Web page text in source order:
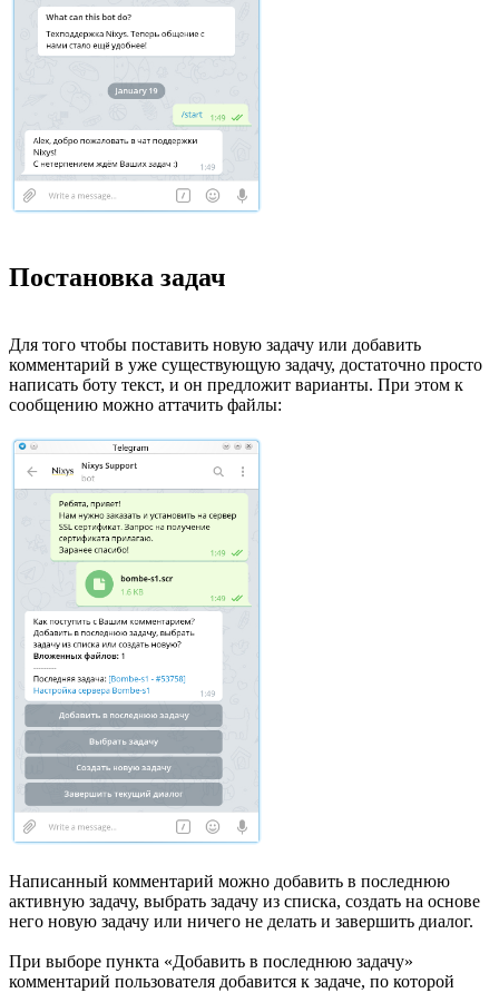
Постановка задач
Для того чтобы поставить новую задачу или добавить
комментарий в уже существующую задачу, достаточно просто
написать боту текст, и он предложит варианты. При этом к
сообщению можно аттачить файлы:
Написанный комментарий можно добавить в последнюю
активную задачу, выбрать задачу из списка, создать на основе
него новую задачу или ничего не делать и завершить диалог.
При выборе пункта «Добавить в последнюю задачу»
комментарий пользователя добавится к задаче, по которой